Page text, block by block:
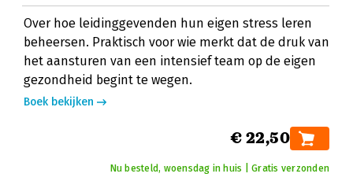
Over hoe leidinggevenden hun eigen stress leren
beheersen. Praktisch voor wie merkt dat de druk van
het aansturen van een intensief team op de eigen
gezondheid begint te wegen.
Boek bekijken
€ 22,50
Nu besteld, woensdag in huis | Gratis verzonden